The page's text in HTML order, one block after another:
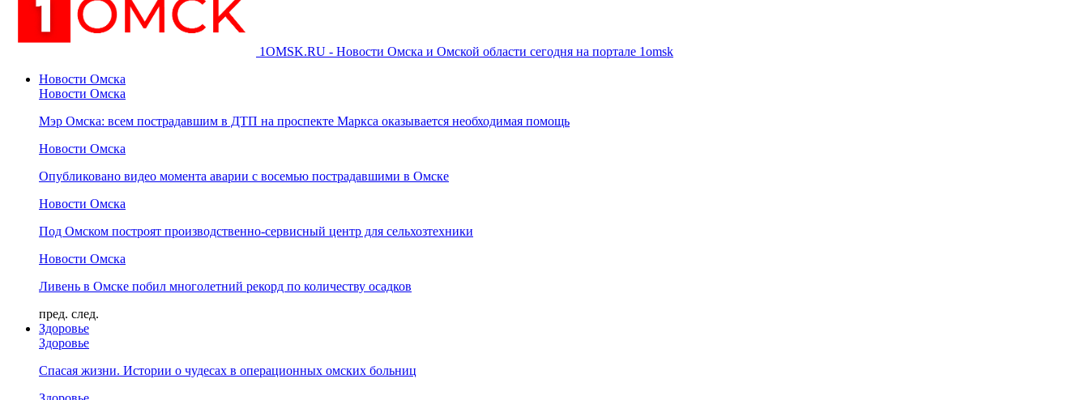
1OMSK.RU - Новости Омска и Омской области сегодня на портале 1omsk
Новости Омска
Новости Омска
Мэр Омска: всем пострадавшим в ДТП на проспекте Маркса оказывается необходимая помощь
Новости Омска
Опубликовано видео момента аварии с восемью пострадавшими в Омске
Новости Омска
Под Омском построят производственно-сервисный центр для сельхозтехники
Новости Омска
Ливень в Омске побил многолетний рекорд по количеству осадков
пред. след.
Здоровье
Здоровье
Спасая жизни. Истории о чудесах в операционных омских больниц